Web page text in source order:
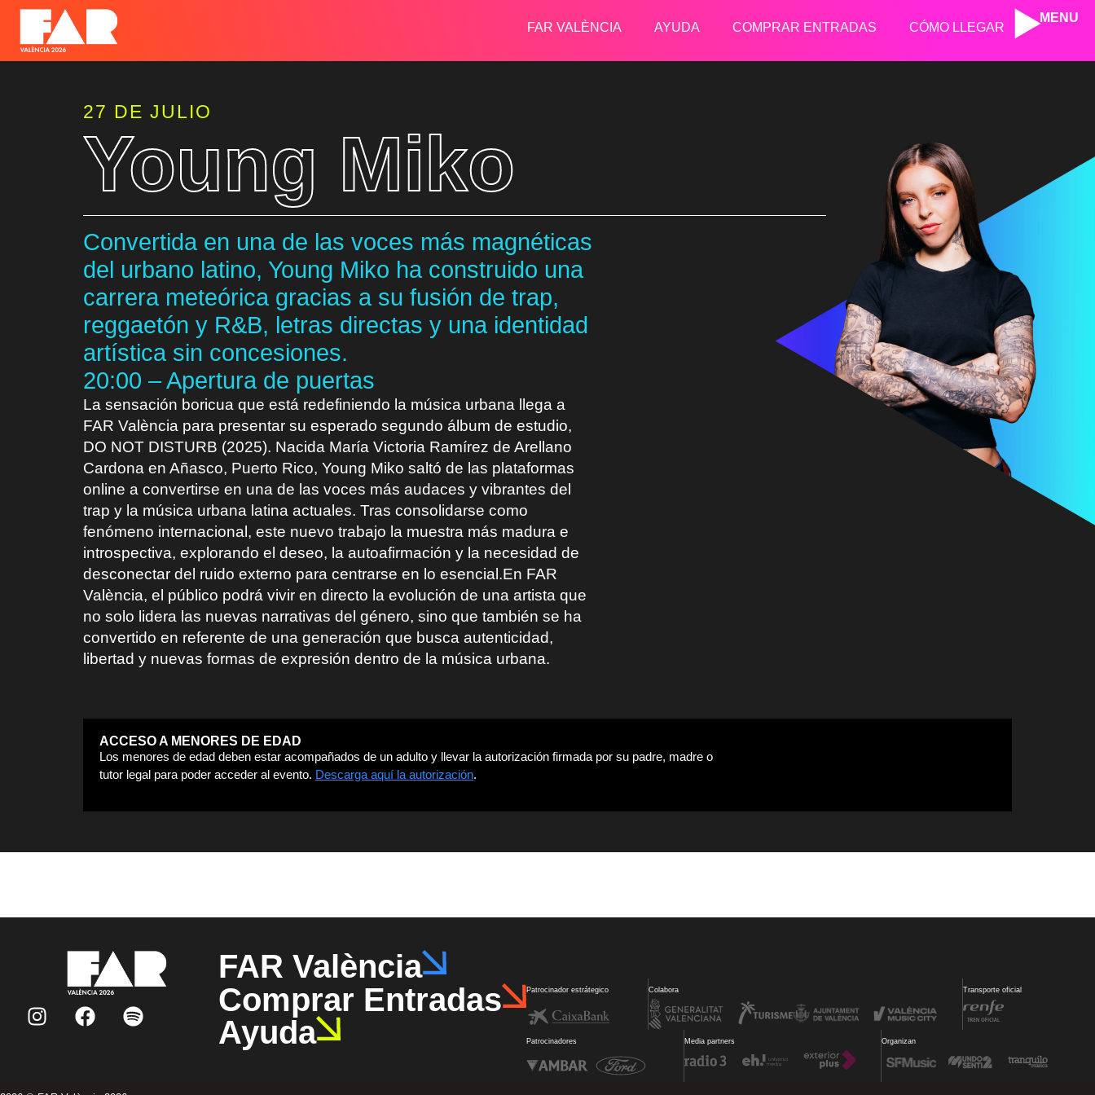
FAR VALÈNCIA AYUDA COMPRAR ENTRADAS CÓMO LLEGAR
MENU
27 DE JULIO
Young Miko
Convertida en una de las voces más magnéticas
del urbano latino, Young Miko ha construido una
carrera meteórica gracias a su fusión de trap,
reggaetón y R&B, letras directas y una identidad
artística sin concesiones.
20:00 – Apertura de puertas
La sensación boricua que está redefiniendo la música urbana llega a
FAR València para presentar su esperado segundo álbum de estudio,
DO NOT DISTURB (2025). Nacida María Victoria Ramírez de Arellano
Cardona en Añasco, Puerto Rico, Young Miko saltó de las plataformas
online a convertirse en una de las voces más audaces y vibrantes del
trap y la música urbana latina actuales. Tras consolidarse como
fenómeno internacional, este nuevo trabajo la muestra más madura e
introspectiva, explorando el deseo, la autoafirmación y la necesidad de
desconectar del ruido externo para centrarse en lo esencial.En FAR
València, el público podrá vivir en directo la evolución de una artista que
no solo lidera las nuevas narrativas del género, sino que también se ha
convertido en referente de una generación que busca autenticidad,
libertad y nuevas formas de expresión dentro de la música urbana.
ACCESO A MENORES DE EDAD
Los menores de edad deben estar acompañados de un adulto y llevar la autorización firmada por su padre, madre o
tutor legal para poder acceder al evento. Descarga aquí la autorización.
FAR València
Comprar Entradas
Ayuda
Patrocinador estrátegico Colabora Transporte oficial
Patrocinadores Media partners Organizan